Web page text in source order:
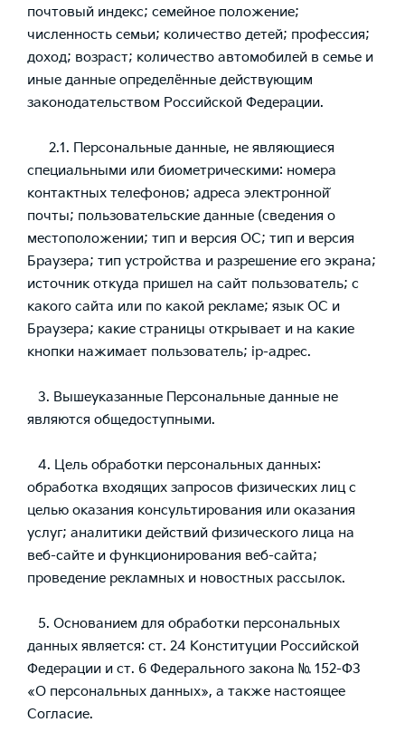
почтовый индекс; семейное положение;
численность семьи; количество детей; профессия;
доход; возраст; количество автомобилей в семье и
иные данные определённые действующим
законодательством Российской Федерации.
2.1. Персональные данные, не являющиеся
специальными или биометрическими: номера
контактных телефонов; адреса электронной̆
почты; пользовательские данные (сведения о
местоположении; тип и версия ОС; тип и версия
Браузера; тип устройства и разрешение его экрана;
источник откуда пришел на сайт пользователь; с
какого сайта или по какой рекламе; язык ОС и
Браузера; какие страницы открывает и на какие
кнопки нажимает пользователь; ip-адрес.
3. Вышеуказанные Персональные данные не
являются общедоступными.
4. Цель обработки персональных данных:
обработка входящих запросов физических лиц с
целью оказания консультирования или оказания
услуг; аналитики действий физического лица на
веб-сайте и функционирования веб-сайта;
проведение рекламных и новостных рассылок.
5. Основанием для обработки персональных
данных является: ст. 24 Конституции Российской
Федерации и ст. 6 Федерального закона № 152-ФЗ
«О персональных данных», а также настоящее
Согласие.